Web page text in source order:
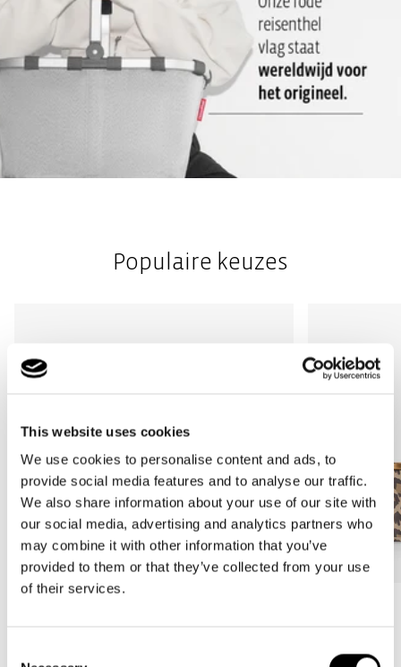
This website uses cookies
We use cookies to personalise content and ads, to
provide social media features and to analyse our traffic.
We also share information about your use of our site with
our social media, advertising and analytics partners who
may combine it with other information that you’ve
provided to them or that they’ve collected from your use
of their services.
Populaire keuzes
leo macchiato